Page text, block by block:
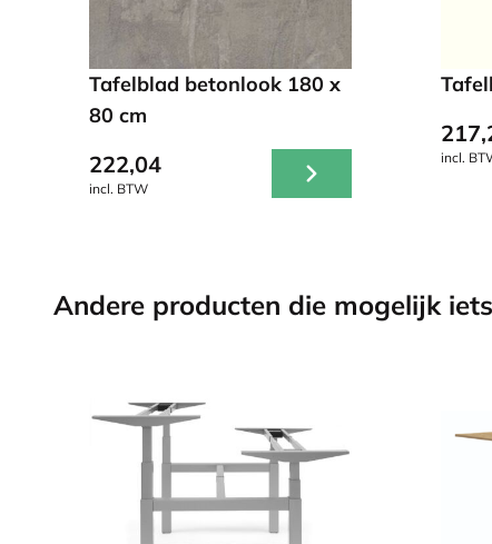
Tafelblad betonlook 180 x
80 cm
222,04
incl. BTW
incl.
Andere producten die mogelijk